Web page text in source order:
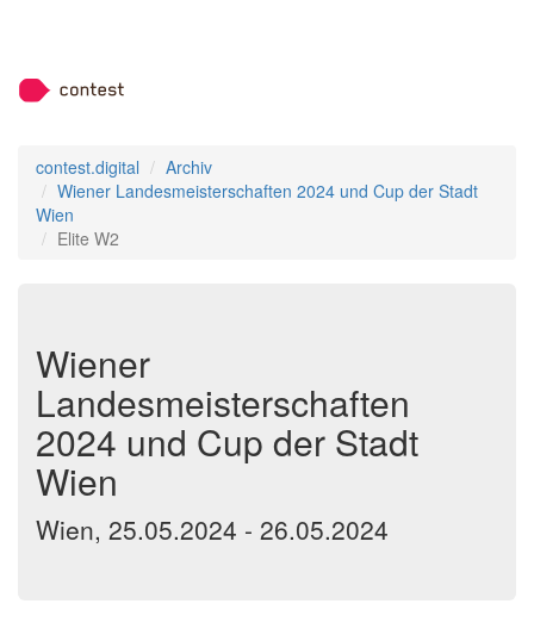
contest.digital
Archiv
Wiener Landesmeisterschaften 2024 und Cup der Stadt
Wien
Elite W2
Wiener
Landesmeisterschaften
2024 und Cup der Stadt
Wien
Wien, 25.05.2024 - 26.05.2024